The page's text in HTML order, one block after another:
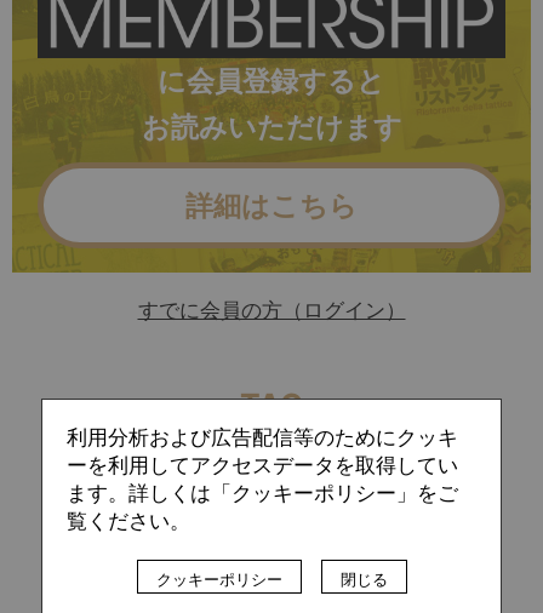
に会員登録すると
お読みいただけます
詳細はこちら
すでに会員の方（ログイン）
TAG
アストンビラ ウナイ・エメリ
ゴール期待値
プレミアリーグ ミドルシュート
利用分析および広告配信等のためにクッキ
ーを利用してアクセスデータを取得してい
ます。詳しくは「クッキーポリシー」をご
覧ください。
クッキーポリシー 閉じる